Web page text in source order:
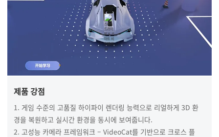
제품 강점
1. 게임 수준의 고품질 하이파이 렌더링 능력으로 리얼하게 3D 환
경을 복원하고 실시간 환경을 동시에 보여줍니다.
2. 고성능 카메라 프레임워크 – VideoCat를 기반으로 크로스 플